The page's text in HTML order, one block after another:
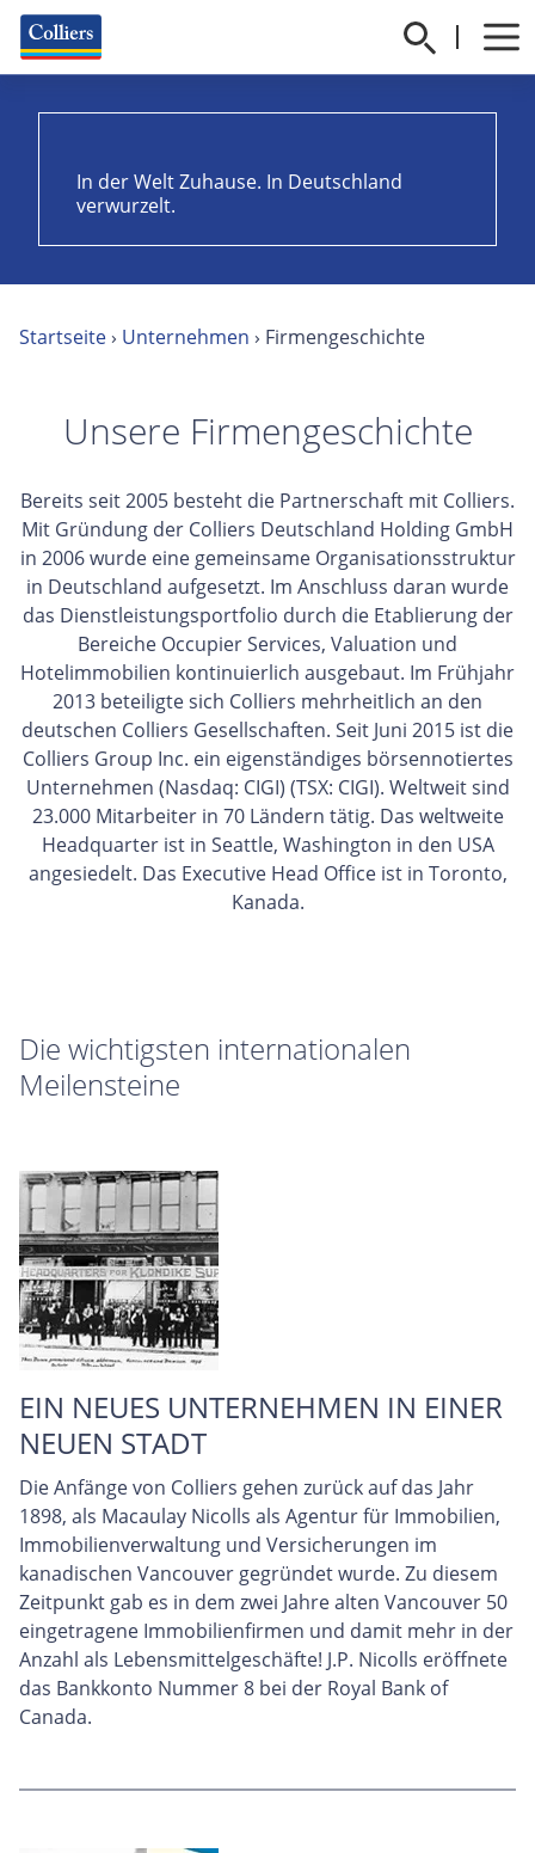
In der Welt Zuhause. In Deutschland
verwurzelt.
Startseite› Unternehmen › Firmengeschichte
Unsere Firmengeschichte
Bereits seit 2005 besteht die Partnerschaft mit Colliers.
Mit Gründung der Colliers Deutschland Holding GmbH
in 2006 wurde eine gemeinsame Organisationsstruktur
in Deutschland aufgesetzt. Im Anschluss daran wurde
das Dienstleistungsportfolio durch die Etablierung der
Bereiche Occupier Services, Valuation und
Hotelimmobilien kontinuierlich ausgebaut. Im Frühjahr
2013 beteiligte sich Colliers mehrheitlich an den
deutschen Colliers Gesellschaften. Seit Juni 2015 ist die
Colliers Group Inc. ein eigenständiges börsennotiertes
Unternehmen (Nasdaq: CIGI) (TSX: CIGI). Weltweit sind
23.000 Mitarbeiter in 70 Ländern tätig. Das weltweite
Headquarter ist in Seattle, Washington in den USA
angesiedelt. Das Executive Head Office ist in Toronto,
Kanada.
Die wichtigsten internationalen
Meilensteine
EIN NEUES UNTERNEHMEN IN EINER
NEUEN STADT
Die Anfänge von Colliers gehen zurück auf das Jahr
1898, als Macaulay Nicolls als Agentur für Immobilien,
Immobilienverwaltung und Versicherungen im
kanadischen Vancouver gegründet wurde. Zu diesem
Zeitpunkt gab es in dem zwei Jahre alten Vancouver 50
eingetragene Immobilienfirmen und damit mehr in der
Anzahl als Lebensmittelgeschäfte! J.P. Nicolls eröffnete
das Bankkonto Nummer 8 bei der Royal Bank of
Canada.